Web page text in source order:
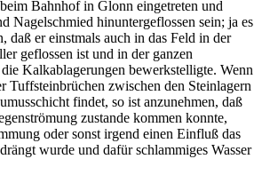
Bahnhof in Glonn eingetreten und
Nagelschmied hinuntergeflossen sein; ja es
daß er einstmals auch in das Feld in der
geflossen ist und in der ganzen
Kalkablagerungen bewerkstelligte. Wenn
Tuffsteinbrüchen zwischen den Steinlagern
findet, so ist anzunehmen, daß
zustande kommen konnte,
oder sonst irgend einen Einfluß das
wurde und dafür schlammiges Wasser